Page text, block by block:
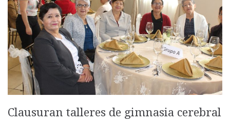
Clausuran talleres de gimnasia cerebral